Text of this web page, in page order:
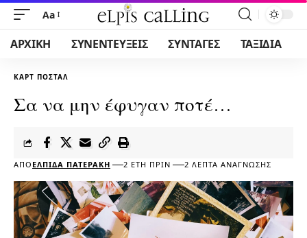
Aa
ΑΡΧΙΚΗ ΣΥΝΕΝΤΕΥΞΕΙΣ ΣΥΝΤΑΓΕΣ ΤΑΞΙΔΙΑ
ΚΑΡΤ ΠΟΣΤΆΛ
Σα να μην έφυγαν ποτέ…
ΑΠΌ ΕΛΠΊΔΑ ΠΑΤΕΡΆΚΗ 2 ΈΤΗ ΠΡΙΝ 2 ΛΕΠΤΆ ΑΝΆΓΝΩΣΗΣ